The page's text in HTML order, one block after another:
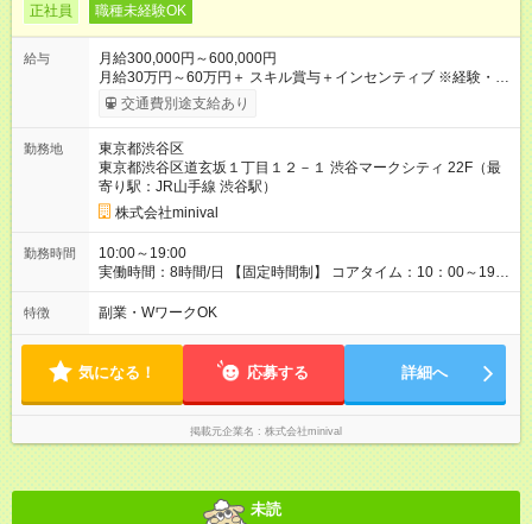
正社員 職種未経験OK
給与
月給300,000円～600,000円
月給30万円～60万円＋ スキル賞与＋インセンティブ ※経験・能
力などを考慮して決定します。 ※業績賞与は内勤以上 ★スキル
に応じて収入UP★ プロジェクトごとのインセンティブ制度を 導
頑張った分だけお給料でしっかり還元します✧ - 年収例 - 400万
円以上（24歳／入社2年） 450万円以上（26歳／入社2年） 600
万円以上（28歳／入社3年） 【試用期間】試用期間あり 試用期
間の長さ：3ヶ月 雇用形態、給与は本採用時と同じです。
交通費別途支給あり
勤務地
東京都渋谷区
東京都渋谷区道玄坂１丁目１２－１ 渋谷マークシティ 22F（最
寄り駅：JR山手線 渋谷駅）
株式会社minival
勤務時間
10:00～19:00
実働時間：8時間/日 【固定時間制】 コアタイム：10：00～19：
00（実働8時間） ＼残業少なめ／ 平均残業は月4時間以下！ ワ
ークライフバランスも大切にできます◎
特徴 副業・WワークOK
気になる！ 応募する 詳細へ
掲載元企業名 株式会社minival
未読